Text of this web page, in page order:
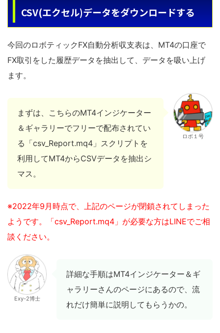
CSV(エクセル)データをダウンロードする
今回のロボティックFX自動分析収支表は、MT4の口座で
FX取引をした履歴データを抽出して、データを吸い上げ
ます。
まずは、こちらのMT4インジケーター
＆ギャラリーでフリーで配布されてい
る「csv_Report.mq4」スクリプトを
利用してMT4からCSVデータを抽出シ
マス。
ロボ１号
※2022年9月時点で、上記のページが閉鎖されてしまった
ようです。「csv_Report.mq4」が必要な方はLINEでご相
談ください。
Exy-2博士
詳細な手順はMT4インジケーター＆ギ
ャラリーさんのページにあるので、流
れだけ簡単に説明してもらうかの。